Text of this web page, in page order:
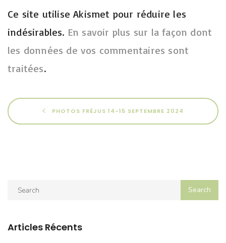
Ce site utilise Akismet pour réduire les
indésirables. En savoir plus sur la façon dont
les données de vos commentaires sont
traitées.
PHOTOS FRÉJUS 14-15 SEPTEMBRE 2024
Articles Récents